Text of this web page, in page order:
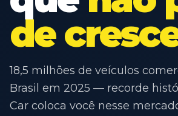
de
18,5 milhões de veículos
Brasil em 2025 — recorde
Car coloca você nesse